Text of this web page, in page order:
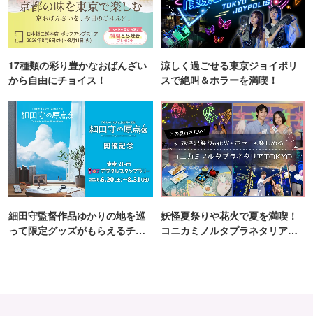
17種類の彩り豊かなおばんざい
から自由にチョイス！
涼しく過ごせる東京ジョイポリ
スで絶叫＆ホラーを満喫！
細田守監督作品ゆかりの地を巡
って限定グッズがもらえるチャ
妖怪夏祭りや花火で夏を満喫！
コニカミノルタプラネタリア